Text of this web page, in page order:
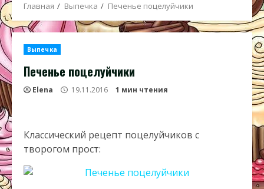
Главная Выпечка Печенье поцелуйчики
Выпечка
Печенье поцелуйчики
Elena 19.11.2016 1 мин чтения
Классический рецепт поцелуйчиков с
творогом прост: